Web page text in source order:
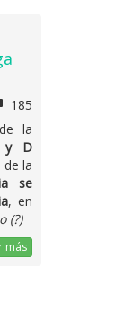
185
la
y D
la
se
, en
(?)
más